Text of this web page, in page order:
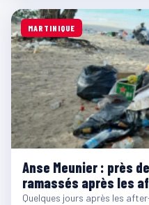
MARTINIQUE
Anse Meunier : près
ramassés après les
Quelques jours après les